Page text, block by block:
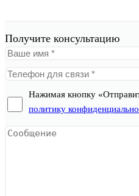
Получите консультацию
Нажимая кнопку
политику